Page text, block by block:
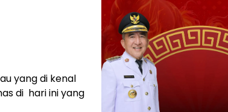
yang di kenal
di hari ini yang